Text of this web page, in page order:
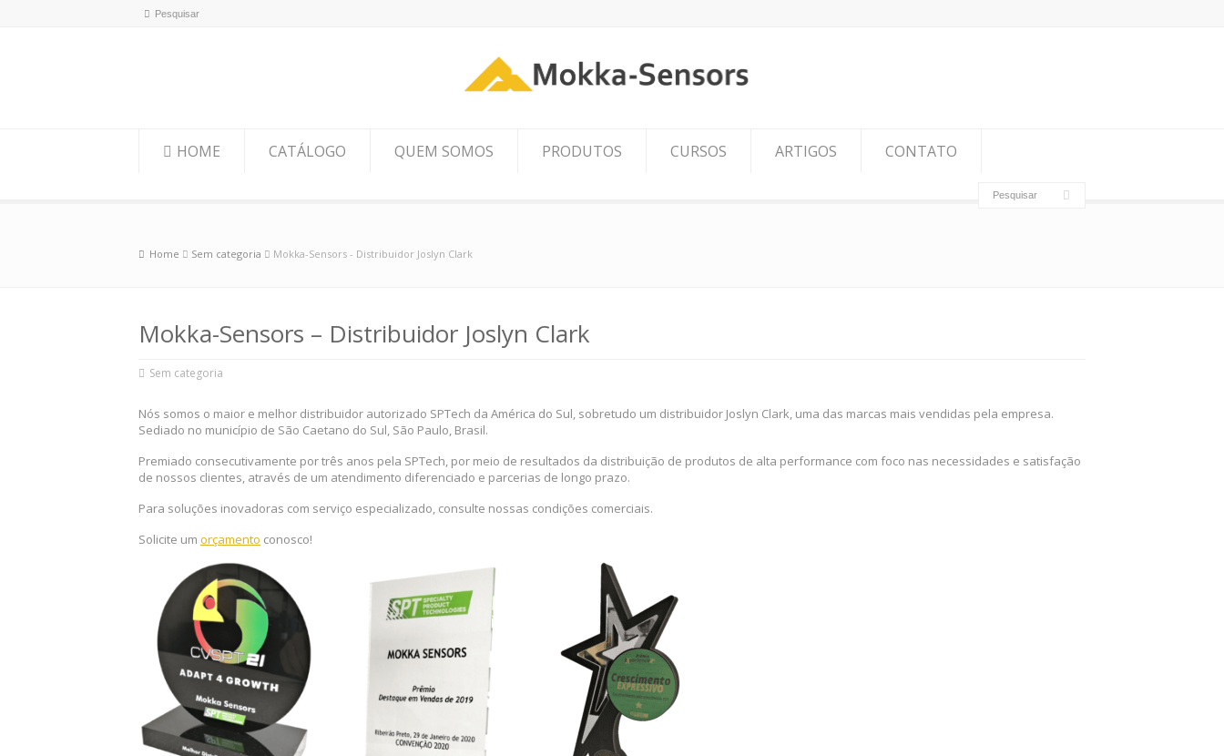
HOME CATÁLOGO QUEM SOMOS PRODUTOS CURSOS ARTIGOS CONTATO
Home Sem categoria Mokka-Sensors - Distribuidor Joslyn Clark
Mokka-Sensors – Distribuidor Joslyn Clark
Sem categoria
Nós somos o maior e melhor distribuidor autorizado SPTech da América do Sul, sobretudo um distribuidor Joslyn Clark, uma das marcas mais vendidas pela empresa.
Sediado no município de São Caetano do Sul, São Paulo, Brasil.
Premiado consecutivamente por três anos pela SPTech, por meio de resultados da distribuição de produtos de alta performance com foco nas necessidades e satisfação
de nossos clientes, através de um atendimento diferenciado e parcerias de longo prazo.
Para soluções inovadoras com serviço especializado, consulte nossas condições comerciais.
Solicite um orçamento conosco!